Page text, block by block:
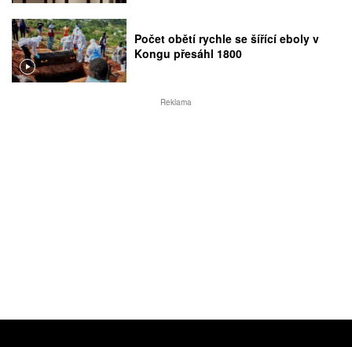
Počet obětí rychle se šířící eboly v
Kongu přesáhl 1800
Reklama